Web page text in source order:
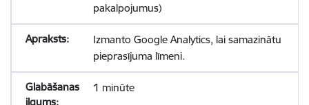
pakalpojumus)
Izmanto Google Analytics, lai samazinātu
pieprasījuma līmeni.
1 minūte